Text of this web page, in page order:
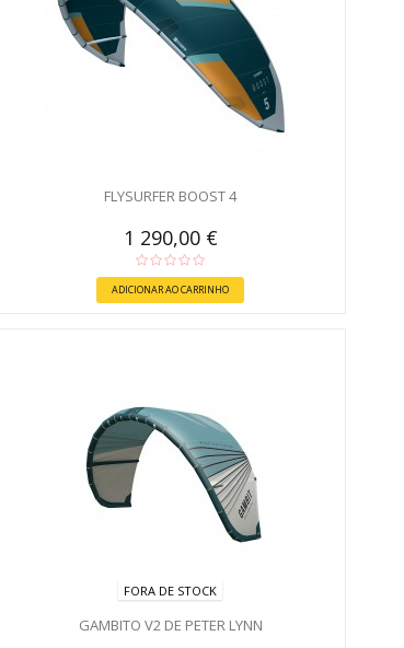
FLYSURFER BOOST 4
1 290,00 €
ADICIONAR AO CARRINHO
FORA DE STOCK
GAMBITO V2 DE PETER LYNN